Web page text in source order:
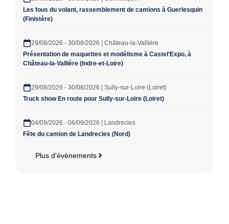
Les fous du volant, rassemblement de camions à Guerlesquin
(Finistère)
29/08/2026 - 30/08/2026 | Château-la-Vallière
Présentation de maquettes et modélisme à Castel’Expo, à
Château-la-Vallière (Indre-et-Loire)
29/08/2026 - 30/08/2026 | Sully-sur-Loire (Loiret)
Truck show En route pour Sully-sur-Loire (Loiret)
04/09/2026 - 06/09/2026 | Landrecies
Fête du camion de Landrecies (Nord)
Plus d'évènements